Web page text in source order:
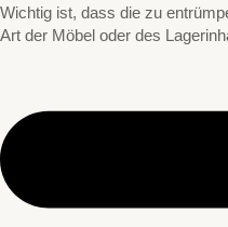
Wichtig ist, dass die zu
Art der Möbel oder des